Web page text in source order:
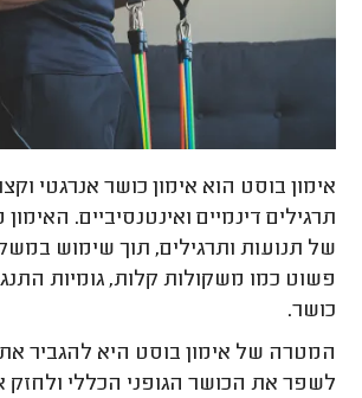
אימון בוסט הוא אימון כושר אנרגטי
תרגילים דינמיים ואינטנסיביים.
של תנועות ותרגילים, תוך שימוש
פשוט כמו משקולות קלות, גומיות
כושר.
המטרה של אימון בוסט היא להגביר
לשפר את הכושר הגופני הכללי ולחזק